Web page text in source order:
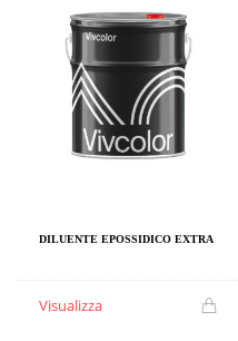
DILUENTE EPOSSIDICO EXTRA
Visualizza